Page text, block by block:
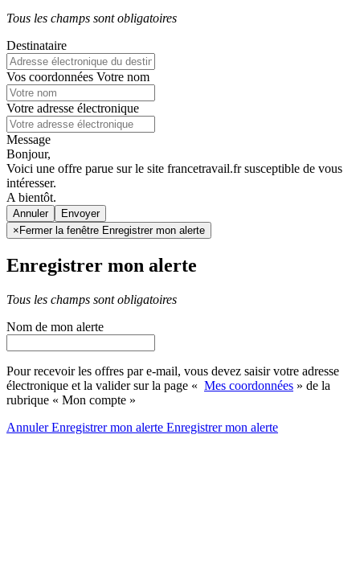
Tous les champs sont obligatoires
Destinataire
Vos coordonnées Votre nom
Votre adresse électronique
Message
Bonjour,
Voici une offre parue sur le site francetravail.fr susceptible de vous
intéresser.
A bientôt.
Annuler
× Fermer la fenêtre Enregistrer mon alerte
Enregistrer mon alerte
Tous les champs sont obligatoires
Nom de mon alerte
Pour recevoir les offres par e-mail, vous devez saisir votre adresse
électronique et la valider sur la page « Mes coordonnées » de la
rubrique « Mon compte »
AnnulerEnregistrer mon alerte Enregistrermon alerte